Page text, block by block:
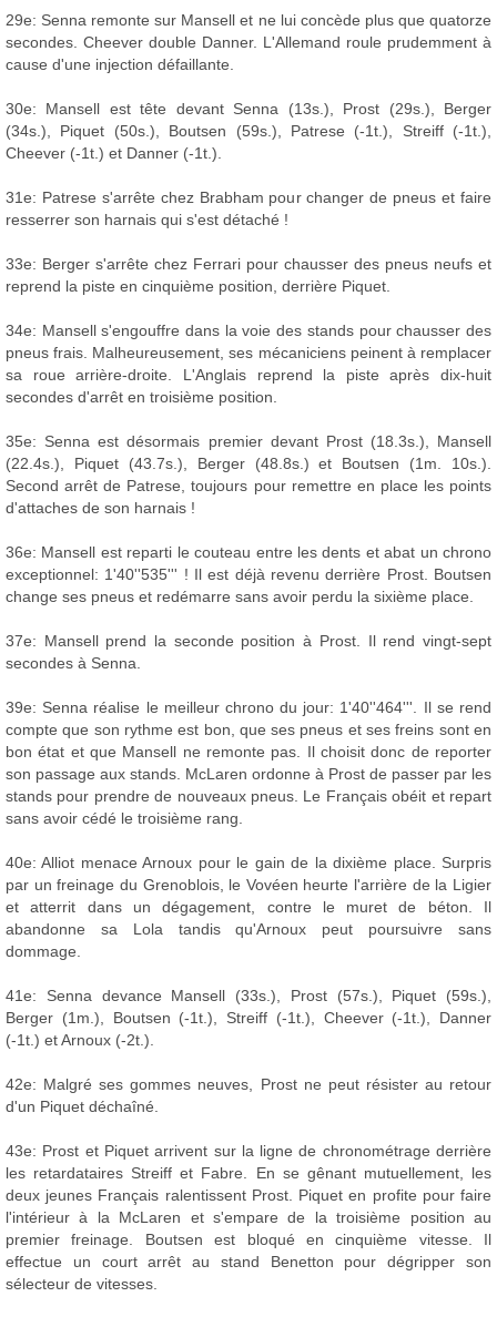
29e: Senna remonte sur Mansell et ne lui concède plus que quatorze
secondes. Cheever double Danner. L'Allemand roule prudemment à
cause d'une injection défaillante.
30e: Mansell est tête devant Senna (13s.), Prost (29s.), Berger
(34s.), Piquet (50s.), Boutsen (59s.), Patrese (-1t.), Streiff (-1t.),
Cheever (-1t.) et Danner (-1t.).
31e: Patrese s'arrête chez Brabham pour changer de pneus et faire
resserrer son harnais qui s'est détaché !
33e: Berger s'arrête chez Ferrari pour chausser des pneus neufs et
reprend la piste en cinquième position, derrière Piquet.
34e: Mansell s'engouffre dans la voie des stands pour chausser des
pneus frais. Malheureusement, ses mécaniciens peinent à remplacer
sa roue arrière-droite. L'Anglais reprend la piste après dix-huit
secondes d'arrêt en troisième position.
35e: Senna est désormais premier devant Prost (18.3s.), Mansell
(22.4s.), Piquet (43.7s.), Berger (48.8s.) et Boutsen (1m. 10s.).
Second arrêt de Patrese, toujours pour remettre en place les points
d'attaches de son harnais !
36e: Mansell est reparti le couteau entre les dents et abat un chrono
exceptionnel: 1'40''535''' ! Il est déjà revenu derrière Prost. Boutsen
change ses pneus et redémarre sans avoir perdu la sixième place.
37e: Mansell prend la seconde position à Prost. Il rend vingt-sept
secondes à Senna.
39e: Senna réalise le meilleur chrono du jour: 1'40''464'''. Il se rend
compte que son rythme est bon, que ses pneus et ses freins sont en
bon état et que Mansell ne remonte pas. Il choisit donc de reporter
son passage aux stands. McLaren ordonne à Prost de passer par les
stands pour prendre de nouveaux pneus. Le Français obéit et repart
sans avoir cédé le troisième rang.
40e: Alliot menace Arnoux pour le gain de la dixième place. Surpris
par un freinage du Grenoblois, le Vovéen heurte l'arrière de la Ligier
et atterrit dans un dégagement, contre le muret de béton. Il
abandonne sa Lola tandis qu'Arnoux peut poursuivre sans
dommage.
41e: Senna devance Mansell (33s.), Prost (57s.), Piquet (59s.),
Berger (1m.), Boutsen (-1t.), Streiff (-1t.), Cheever (-1t.), Danner
(-1t.) et Arnoux (-2t.).
42e: Malgré ses gommes neuves, Prost ne peut résister au retour
d'un Piquet déchaîné.
43e: Prost et Piquet arrivent sur la ligne de chronométrage derrière
les retardataires Streiff et Fabre. En se gênant mutuellement, les
deux jeunes Français ralentissent Prost. Piquet en profite pour faire
l'intérieur à la McLaren et s'empare de la troisième position au
premier freinage. Boutsen est bloqué en cinquième vitesse. Il
effectue un court arrêt au stand Benetton pour dégripper son
sélecteur de vitesses.